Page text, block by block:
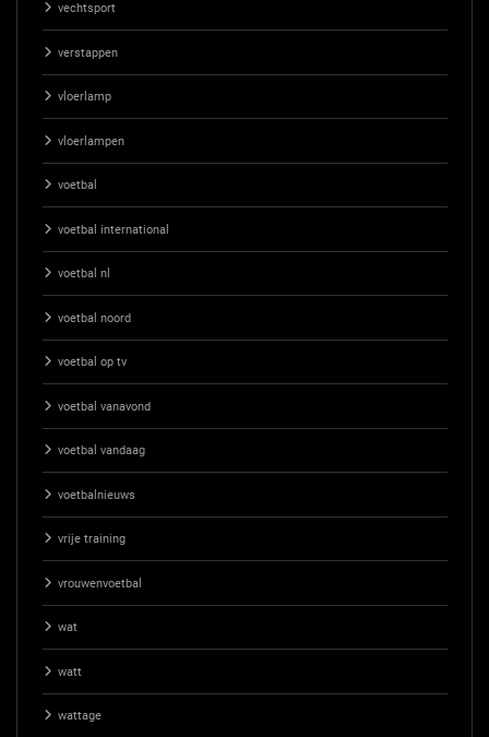
vechtsport
verstappen
vloerlamp
vloerlampen
voetbal
voetbal international
voetbal nl
voetbal noord
voetbal op tv
voetbal vanavond
voetbal vandaag
voetbalnieuws
vrije training
vrouwenvoetbal
wat
watt
wattage